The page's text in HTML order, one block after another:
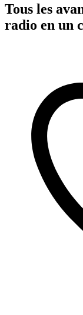
Tous les
radio en un